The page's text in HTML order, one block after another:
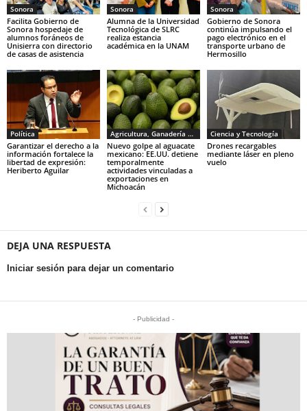
Sonora
Facilita Gobierno de
Sonora hospedaje de
alumnos foráneos de
Unisierra con directorio
de casas de asistencia
Sonora
Alumna de la Universidad
Tecnológica de SLRC
realiza estancia
académica en la UNAM
Sonora
Gobierno de Sonora
continúa impulsando el
pago electrónico en el
transporte urbano de
Hermosillo
Política
Garantizar el derecho a la
información fortalece la
libertad de expresión:
Heriberto Aguilar
Agricultura, Ganadería y Pesca
Nuevo golpe al aguacate
mexicano: EE.UU. detiene
temporalmente
actividades vinculadas a
exportaciones en
Michoacán
Ciencia y Tecnología
Drones recargables
mediante láser en pleno
vuelo
DEJA UNA RESPUESTA
Iniciar sesión para dejar un comentario
- Publicidad -